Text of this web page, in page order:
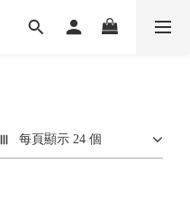
每頁顯示 24 個